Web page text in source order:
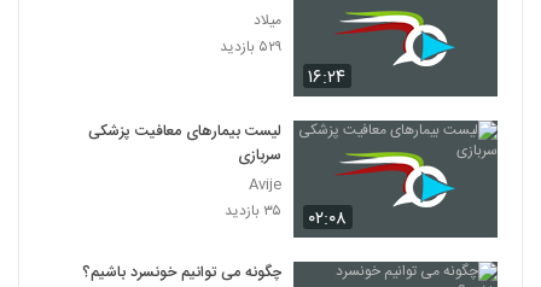
030065 - فلسفه زبان
۶۱۵ بازدید
030066 - فلسفه زبان
030067 - فلسفه زبان
۱۶:۲۴
میلاد
۵۲۹ بازدید
۰۲:۰۸
لیست بیمارهای معافیت پزشکی
سربازی
Avije
۳۵ بازدید
چگونه می توانیم خونسرد باشیم؟